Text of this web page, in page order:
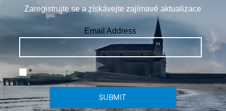
Zaregistrujte se a získávejte zajímavé aktualizace
Email Address
*
SUBMIT